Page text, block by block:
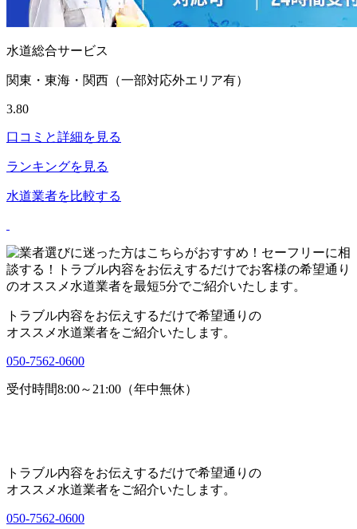
水道総合サービス
関東・東海・関西（一部対応外エリア有）
3.80
口コミと詳細を見る
ランキングを見る
水道業者を比較する
トラブル内容をお伝えするだけで希望通りの
オススメ水道業者をご紹介いたします。
050-7562-0600
受付時間8:00～21:00（年中無休）
トラブル内容をお伝えするだけで希望通りの
オススメ水道業者をご紹介いたします。
050-7562-0600